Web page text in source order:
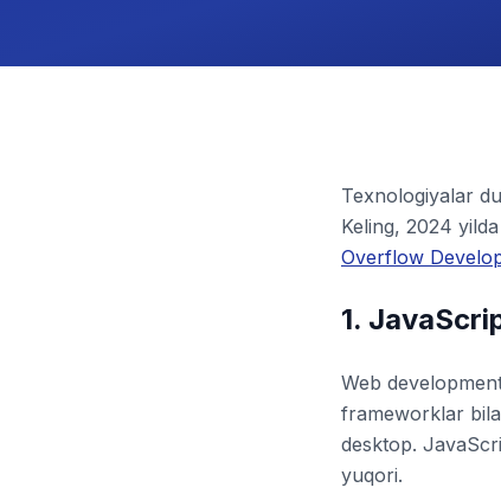
Texnologiyalar
Keling, 2024
Overflow
1.
Web
frameworklar
desktop.
yuqori.